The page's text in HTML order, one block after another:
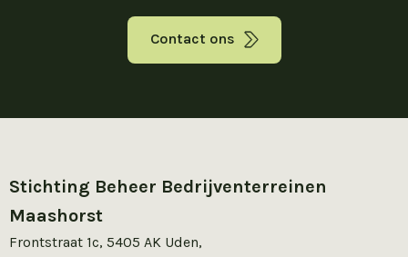
Contact ons
Stichting Beheer Bedrijventerreinen
Maashorst
Frontstraat 1c, 5405 AK Uden,